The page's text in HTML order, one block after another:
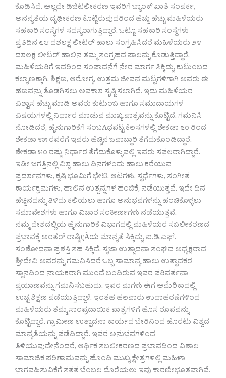
ಕೊಡಿಸಿದೆ. ಅಲ್ಲದೇ ಡಿಜಿಟಲೀಕರಣ ಇವರಿಗೆ ಬ್ಯಾಂಕ್ ಖಾತೆ ಸಂಪರ್ಕ,
ಅನನ್ಯತೆಯ ದೃಢೀಕರಣ ಕೊಟ್ಟಿರುವುದರಿಂದ ಹೆಚ್ಚು ಹೆಚ್ಚು ಮಹಿಳೆಯರು
ಸಹಕಾರಿ ಸಂಸ್ಥೆಗಳ ಸದಸ್ಯರಾಗುತ್ತಿದ್ದಾರೆ. ಒಟ್ಟೂ ಸಹಕಾರಿ ಸಂಸ್ಥೆಗಳು
ಪ್ರತಿದಿನ ೬೮ ದಶಲಕ್ಷ ಲೀಟರ್ ಹಾಲು ಸಂಗ್ರಹಿಸಿದರೆ ಮಹಿಳೆಯರು ೨೪
ದಶಲಕ್ಷ ಲೀಟರ್ ಹಾಲಿನ ತಮ್ಮ ಸಂಗ್ರಹದ ಪಾಲನ್ನು ಕೊಡುತ್ತಿದ್ದಾರೆ.
ಮಹಿಳೆಯರಿಗೆ ಇದರಿಂದ ಸಂಪಾದನೆಗೆ ನೇರ ಮಾರ್ಗ ಸಿಕ್ಕಿದ್ದು, ಕುಟುಂಬದ
ಕಲ್ಯಾಣಕ್ಕಾಗಿ, ಶಿಕ್ಷಣ, ಆರೋಗ್ಯ, ಉತ್ತಮ ಜೀವನ ಮಟ್ಟಗಳಿಗಾಗಿ ಅವರು ಈ
ಹಣವನ್ನು ತೊಡಗಿಸಲು ಅವಕಾಶ ಸೃಷ್ಟಿಸಲಾಗಿದೆ. ಇದು ಮಹಿಳೆಯರ
ವಿಶ್ವಾಸ ಹೆಚ್ಚು ಮಾಡಿ ಅವರು ಕುಟುಂಬ ಹಾಗೂ ಸಮುದಾಯಗಳ
ವಿಷಯಗಳಲ್ಲಿ ನಿರ್ಧಾರ ಮಾಡುವ ಮುಖ್ಯ ಪಾತ್ರವನ್ನು ಕೊಟ್ಟಿದೆ. ಗಮನಿಸಿ
ನೋಡಿದರೆ, ಹೈನುಗಾರಿಕೆಗೆ ಸಂಬAಧಪಟ್ಟ ಕೆಲಸಗಳಲ್ಲಿ ಶೇಕಡಾ ೬೦ ರಿಂದ
ಶೇಕಡಾ ೯೫ ರವರೆಗೆ ಇವರು ಹೆಚ್ಚಿನ ಜವಾಬ್ದಾರಿ ತೆಗೆದುಕೊಂಡಿದ್ದಾರೆ.
ಶೇಕಡಾ ೫೦ ರಷ್ಟು ನಿರ್ಧಾರ ತೆಗೆದುಕೊಳ್ಳುವಲ್ಲಿ ಇವರು ಸಫಲರಾಗಿದ್ದಾರೆ.
ಇಡೀ ಜಗತ್ತಿನಲ್ಲಿ ವಿಶ್ವ ಹಾಲು ದಿನಗಳಂದು ಹಾಲು ಕರೆಯುವ
ಪ್ರದರ್ಶನಗಳು, ಕೃಷಿ ಭೂಮಿಗೆ ಭೇಟಿ, ಆಟಗಳು, ಸ್ಪರ್ಧೆಗಳು, ಸಂಗೀತ
ಕಾರ್ಯಕ್ರಮಗಳು, ಹಾಲಿನ ಉತ್ಪನ್ನಗಳ ಹಂಚಿಕೆ, ನಡೆಯುತ್ತವೆ. ಇದೇ ದಿನ
ಹೆಚ್ಚಿನದನ್ನು ತಿಳಿದು ಕಲಿಯಲು ಹಾಗೂ ಅನುಭವಗಳನ್ನು ಹಂಚಿಕೊಳ್ಳಲು
ಸಮಾವೇಶಗಳು ಹಾಗೂ ವಿಚಾರ ಸಂಕೀರ್ಣಗಳು ನಡೆಯುತ್ತವೆ.
ನಮ್ಮ ದೇಶದಲ್ಲಿಯ ಹೈನುಗಾರಿಕೆ ವಿಭಾಗದಲ್ಲಿ ಮಹಿಳೆಯರ ಸಬಲೀಕರಣದ
ಪ್ರಭಾವಕ್ಕೆ ಅಂತರ್ ರಾಷ್ಟಿçÃಯ ಮಾನ್ಯತೆ ಸಿಕ್ಕಿದ್ದು, ಐ.ಡಿ.ಎಫ್.
ಸಂಶೋಧನಾ ಪ್ರಶಸ್ತಿ ಸಹ ಸಿಕ್ಕಿದೆ. ಸೃಜಾ ಉತ್ಪಾದನಾ ಸಂಘದ ಅಧ್ಯಕ್ಷರಾದ
ಶ್ರೀದೇವಿ ಅವರನ್ನು ಗಮನಿಸಿದರೆ ಒಬ್ಬ ಸಾಮಾನ್ಯ ಹಾಲು ಉತ್ಪಾದಕರ
ಸ್ಥಾನದಿಂದ ನಾಯಕರಾಗಿ ಮುಂದೆ ಬಂದಿರುವ ಇವರ ಪರಿವರ್ತನಾ
ಪ್ರಯಾಣವನ್ನು ಗಮನಿಸಬಹುದು. ಇವರ ಮಗಳು ಈಗ ಅಮೆರಿಕಾದಲ್ಲಿ
ಉಚ್ಛ ಶಿಕ್ಷಣ ಪಡೆಯುತ್ತಿದ್ದಾಳೆ. ಇಂತಹ ಹಲವಾರು ಉದಾಹರಣೆಗಳಿಂದ
ಮಹಿಳೆಯರು ತಮ್ಮ ಸಾಂಪ್ರದಾಯಿಕ ಪಾತ್ರಗಳಿಗೆ ಹೊಸ ರೂಪವನ್ನು
ಕೊಟ್ಟಿದ್ದಾರೆ. ಗ್ರಾಮೀಣ ಉತ್ಪಾದನಾ ಕಾರ್ಯದ ಬೇರಿನಿಂದ ಹೊರಟು ವಿಶ್ವದ
ಮಾನ್ಯತೆಯನ್ನು ಪಡೆದಿದ್ದಾರೆ. ಇವರ ಅನುಭವಗಳಿಂದ
ತಿಳಿಯುವುದೇನೆಂದರೆ, ಆರ್ಥಿಕ ಸಬಲೀಕರಣದ ಪ್ರಭಾವದಿಂದ ವಿಶಾಲ
ಸಾಮಾಜಿಕ ಪರಿಣಾಮವನ್ನು ಹೊಂದಿ ಮುಖ್ಯ ಕ್ಷೇತ್ರಗಳಲ್ಲಿ ಮಹಿಳಾ
ಭಾಗವಹಿಸುವಿಕೆಗೆ ಸತತ ಬೆಂಬಲ ದೊರೆಯಲು ಇವು ಕಾರಣೀಭೂತವಾಗಿವೆ.